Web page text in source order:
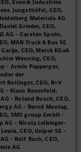
Evonik Industries
Jungsthöfel, CEO,
Materials AG
Grieder, CEO,
AG - Carsten Spohr,
MAN Truck & Bus SE
CEO, Merck KGaA
Wenning, CEO,
- Armin Papperger,
der
Rollinger, CEO, R+V
- Klaus Rosenfeld,
- Roland Busch, CEO,
AG - Bernd Montag,
SMS group GmbH -
AG - Nicola Leibinger-
CEO, Uniper SE -
- Rolf Buch, CEO,
AG